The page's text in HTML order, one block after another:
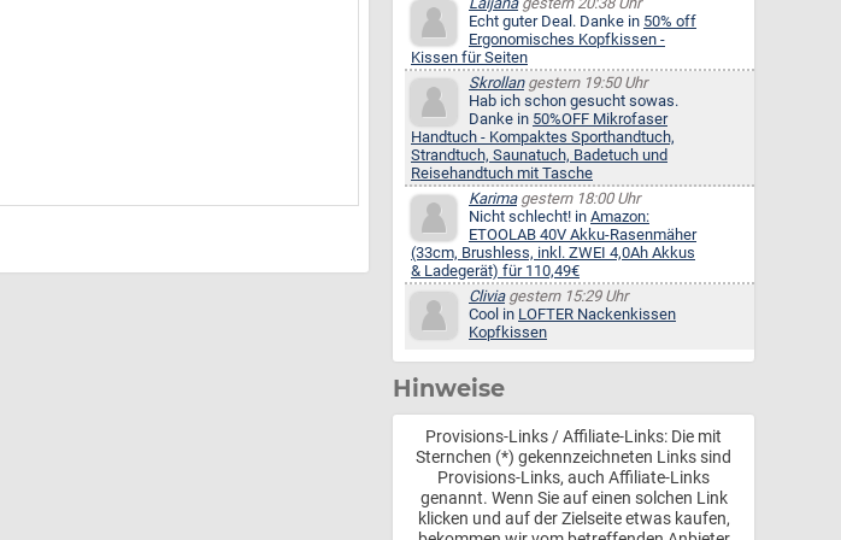
Echt guter Deal. Danke in 50% off
Ergonomisches Kopfkissen -
Kissen für Seiten
Skrollangestern 19:50 Uhr
Hab ich schon gesucht sowas.
Danke in 50%OFF Mikrofaser
Handtuch - Kompaktes Sporthandtuch,
Strandtuch, Saunatuch, Badetuch und
Reisehandtuch mit Tasche
Karimagestern 18:00 Uhr
Nicht schlecht! in Amazon:
ETOOLAB 40V Akku-Rasenmäher
(33cm, Brushless, inkl. ZWEI 4,0Ah Akkus
& Ladegerät) für 110,49€
Cliviagestern 15:29 Uhr
Cool in LOFTER Nackenkissen
Kopfkissen
Hinweise
Provisions-Links / Affiliate-Links: Die mit
Sternchen (*) gekennzeichneten Links sind
Provisions-Links, auch Affiliate-Links
genannt. Wenn Sie auf einen solchen Link
klicken und auf der Zielseite etwas kaufen,